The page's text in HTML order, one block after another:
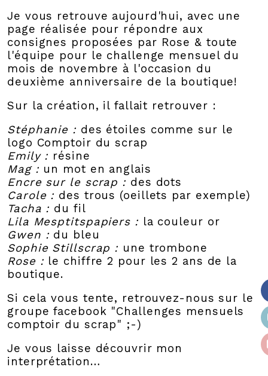
Je vous retrouve aujourd'hui, avec une
page réalisée pour répondre aux
consignes proposées par Rose & toute
l'équipe pour le challenge mensuel du
mois de novembre à l'occasion du
deuxième anniversaire de la boutique!
Sur la création, il fallait retrouver :
Stéphanie : des étoiles comme sur le
logo Comptoir du scrap
Emily : résine
Mag : un mot en anglais
Encre sur le scrap : des dots
Carole : des trous (oeillets par exemple)
Tacha : du fil
Lila Mesptitspapiers : la couleur or
Gwen : du bleu
Sophie Stillscrap : une trombone
Rose: le chiffre 2 pour les 2 ans de la
boutique.
Si cela vous tente, retrouvez-nous sur le
groupe facebook "Challenges mensuels
comptoir du scrap" ;-)
Je vous laisse découvrir mon
interprétation…